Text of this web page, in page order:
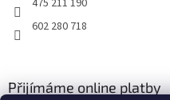
475 211 190
602 280 718
Přijímáme online platby